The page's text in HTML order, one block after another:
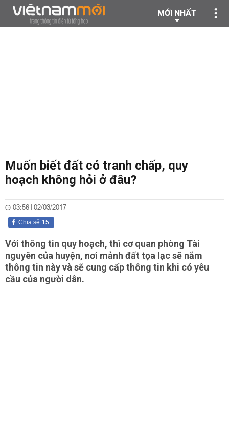
MỚI NHẤT
Muốn biết đất có tranh chấp, quy
hoạch không hỏi ở đâu?
03:56 | 02/03/2017
15
Chia sẻ
Với thông tin quy hoạch, thì cơ quan phòng Tài
nguyên của huyện, nơi mảnh đất tọa lạc sẽ nắm
thông tin này và sẽ cung cấp thông tin khi có yêu
cầu của người dân.